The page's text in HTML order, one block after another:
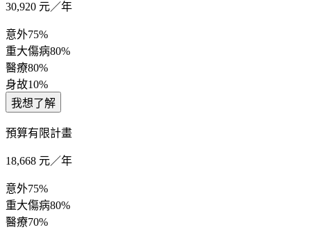
30,920 元／年
意外75%
重大傷病80%
醫療80%
身故10%
我想了解
預算有限計畫
18,668 元／年
意外75%
重大傷病80%
醫療70%